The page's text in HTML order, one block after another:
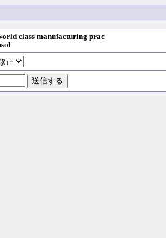
class manufacturing prac